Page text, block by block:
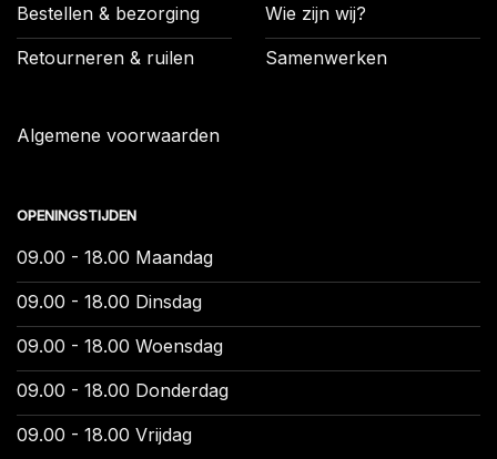
Bestellen & bezorging
Retourneren & ruilen
Algemene voorwaarden
Wie zijn wij?
Samenwerken
OPENINGSTIJDEN
09.00 - 18.00 Maandag
09.00 - 18.00 Dinsdag
09.00 - 18.00 Woensdag
09.00 - 18.00 Donderdag
09.00 - 18.00 Vrijdag